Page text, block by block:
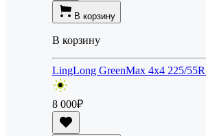
В корзину
В корзину
LingLong GreenMax 4x4 225/
8 000₽